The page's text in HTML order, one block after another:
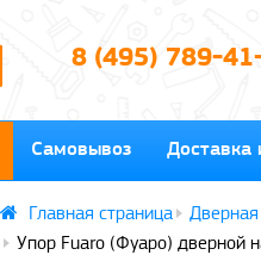
8 (495) 789-
Самовывоз Доставка
Дверная
Упор Fuaro (Фуаро) дверной